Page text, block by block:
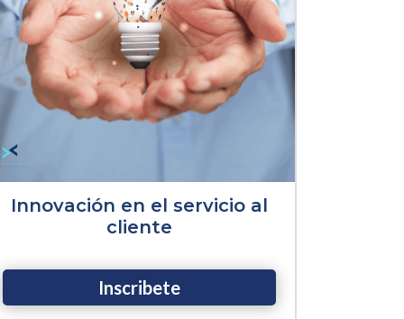
Innovación en el servicio al
cliente
Inscribete